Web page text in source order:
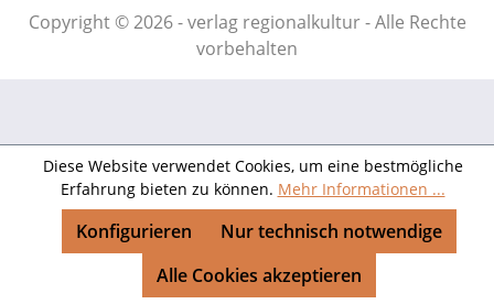
Copyright © 2026 - verlag regionalkultur - Alle Rechte
vorbehalten
Diese Website verwendet Cookies, um eine bestmögliche
Erfahrung bieten zu können. Mehr Informationen ...
Nur technisch notwendige
Konfigurieren
Alle Cookies akzeptieren